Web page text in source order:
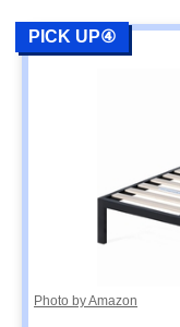
PICK UP④
Photo by Amazon